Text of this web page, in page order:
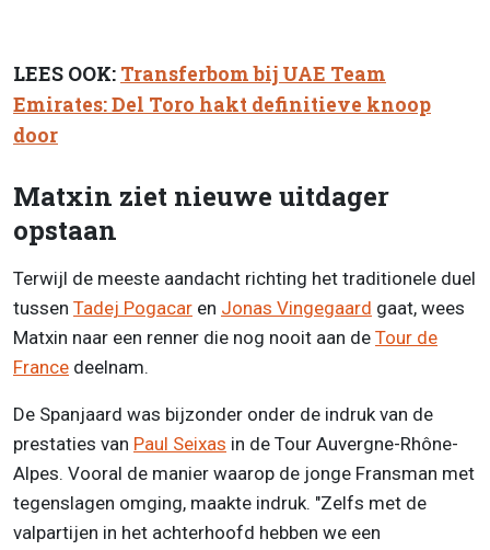
LEES OOK: Transferbom bij UAE Team
Emirates: Del Toro hakt definitieve knoop
door
Matxin ziet nieuwe uitdager
opstaan
Terwijl de meeste aandacht richting het traditionele duel
tussen Tadej Pogacar en Jonas Vingegaard gaat, wees
Matxin naar een renner die nog nooit aan de Tour de
France deelnam.
De Spanjaard was bijzonder onder de indruk van de
prestaties van Paul Seixas in de Tour Auvergne-Rhône-
Alpes. Vooral de manier waarop de jonge Fransman met
tegenslagen omging, maakte indruk. "Zelfs met de
valpartijen in het achterhoofd hebben we een